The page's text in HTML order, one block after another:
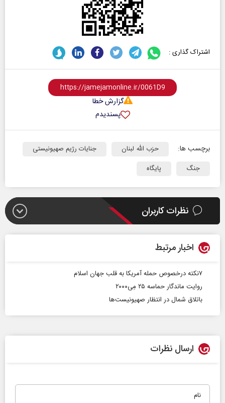
اشتراک گذاری :
گزارش خطا
پسندیدم
برچسب ها: حزب الله لبنان
جنایات رژیم صهیونیستی
جنگ
پایگاه
نظرات کاربران
اخبار مرتبط
۷نکته درخصوص حمله آمریکا به قلب جهان اسلام
روایت ماندگار حماسه ۲۵ مِی۲۰۰۰
باتلاق شمال در انتظار صهیونیست‌ها
ارسال نظرات